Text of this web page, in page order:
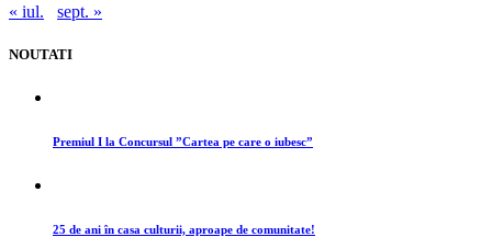
« iul.
sept. »
NOUTATI
Premiul I la Concursul ”Cartea pe care o iubesc”
25 de ani în casa culturii, aproape de comunitate!